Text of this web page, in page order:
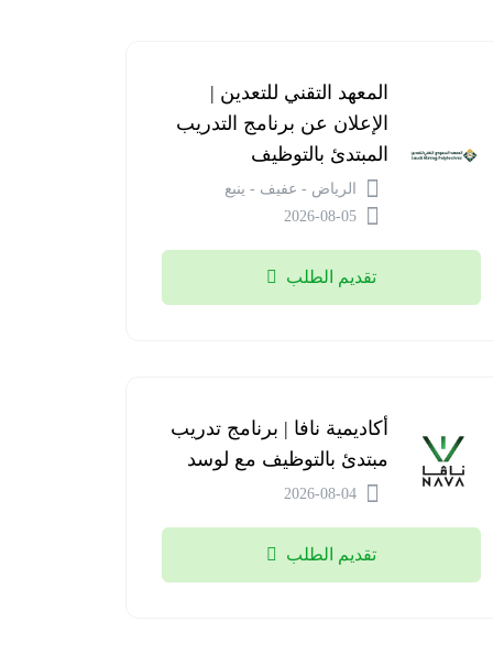
المعهد التقني للتعدين |
الإعلان عن برنامج التدريب
المبتدئ بالتوظيف
الرياض - عفيف - ينبع
تقديم الطلب
أكاديمية نافا | برنامج تدريب
مبتدئ بالتوظيف مع لوسد
تقديم الطلب